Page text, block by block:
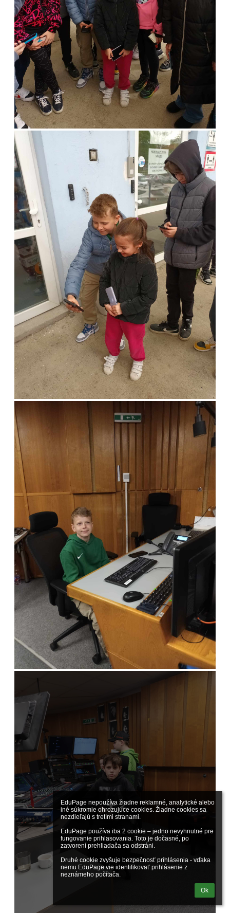
EduPage nepoužíva žiadne reklamné, analytické alebo
iné súkromie ohrozujúce cookies. Žiadne cookies sa
nezdieľajú s tretími stranami.
EduPage používa iba 2 cookie – jedno nevyhnutné pre
fungovanie prihlasovania. Toto je dočasné, po
zatvorení prehliadača sa odstráni.
Druhé cookie zvyšuje bezpečnosť prihlásenia - vďaka
nemu EduPage vie identifikovať prihlásenie z
neznámeho počítača.
Ok
2